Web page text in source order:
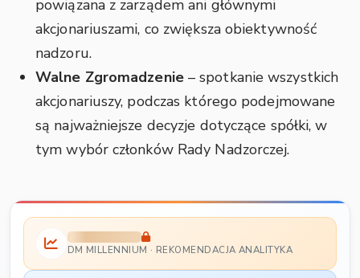
powiązana z zarządem ani głównymi
akcjonariuszami, co zwiększa obiektywność
nadzoru.
Walne Zgromadzenie– spotkanie wszystkich
akcjonariuszy, podczas którego podejmowane
są najważniejsze decyzje dotyczące spółki, w
tym wybór członków Rady Nadzorczej.
DM MILLENNIUM · REKOMENDACJA ANALITYKA